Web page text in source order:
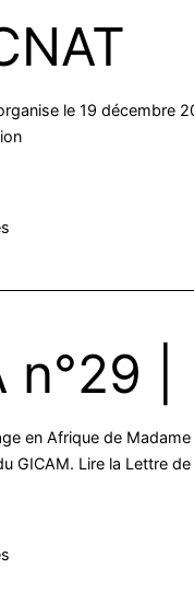
le 19 décembre
n°29
en Afrique de
GICAM. Lire la Lettre de